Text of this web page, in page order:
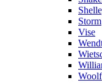
Storm
Vise
Woolf